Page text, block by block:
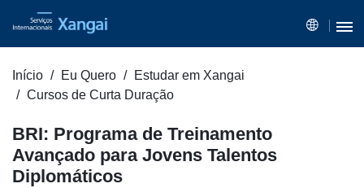
Início Eu Quero
Estudar em Xangai
Cursos de Curta Duração
BRI: Programa de Treinamento
Avançado para Jovens Talentos
Diplomáticos